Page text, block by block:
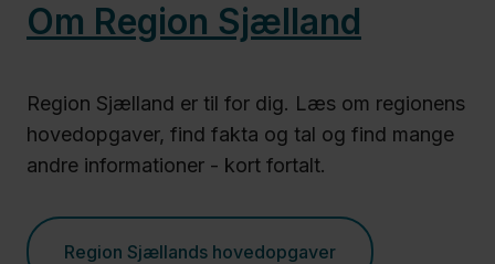
Udvikling
Politik
Job og
uddannelse
Om Region Sjælland
Region Sjælland er til for dig. Læs om regionens
hovedopgaver, find fakta og tal og find mange
andre informationer - kort fortalt.
Region Sjællands hovedopgaver